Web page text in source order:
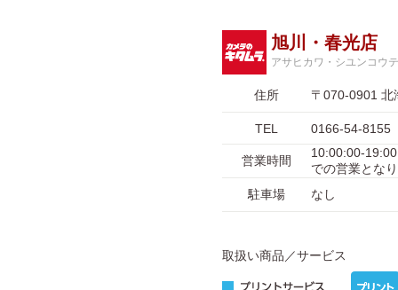
旭川・春光店
アサヒカワ・シユンコウ
住所 〒070-0901 北
TEL 0166-54-8155
営業時間
10:00:00-
での営業とな
駐車場
なし
取扱い商品／サービス